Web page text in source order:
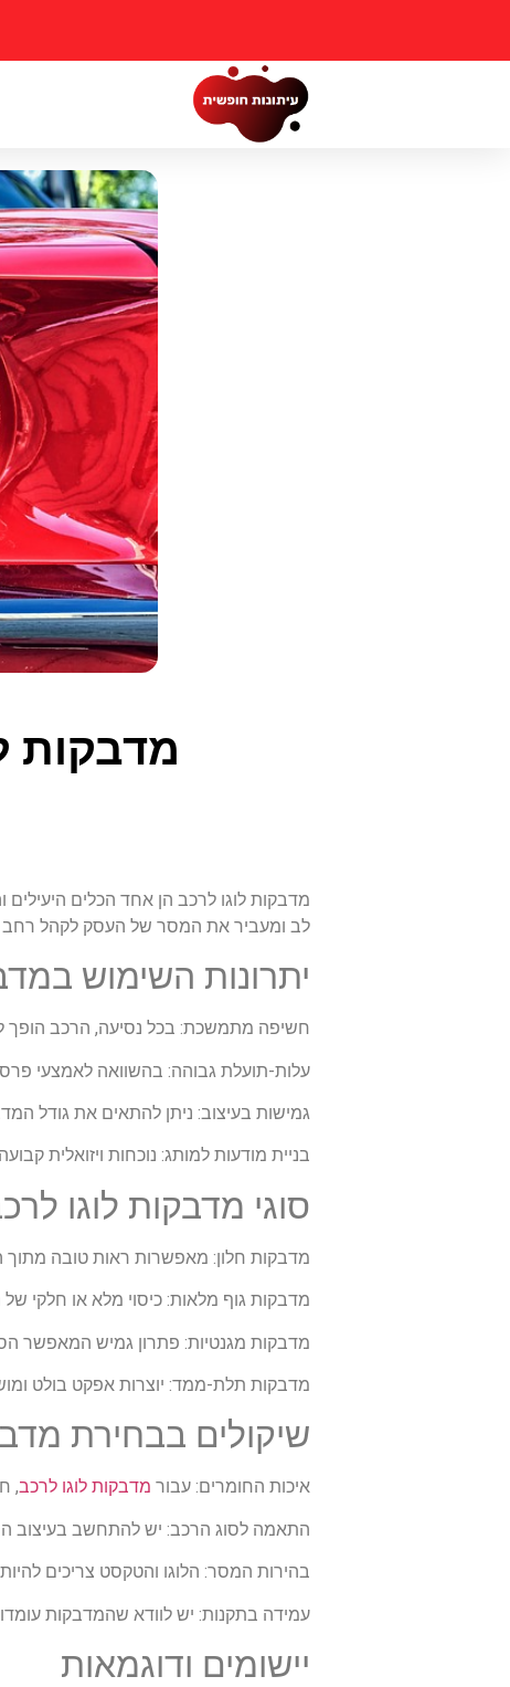
מדבקות
מדבקות לוגו לרכב הן אחד הכלים
לב ומעביר את המסר של העסק לקהל רחב
יתרונות השימוש
חשיפה מתמשכת: בכל נסיעה, הרכב הופך
עלות-תועלת גבוהה: בהשוואה לאמצעי
גמישות בעיצוב: ניתן להתאים את גודל
בניית מודעות למותג: נוכחות ויזואלית
סוגי מדבקות לוגו
מדבקות חלון: מאפשרות ראות טובה מתוך
מדבקות גוף מלאות: כיסוי מלא או חלקי של
מדבקות מגנטיות: פתרון גמיש המאפשר
מדבקות תלת-ממד: יוצרות אפקט בולט
שיקולים בבחירת
איכות החומרים: עבור מדבקות לוגו לרכב,
התאמה לסוג הרכב: יש להתחשב בעיצוב
בהירות המסר: הלוגו והטקסט צריכים
עמידה בתקנות: יש לוודא שהמדבקות
יישומים ודוגמאות